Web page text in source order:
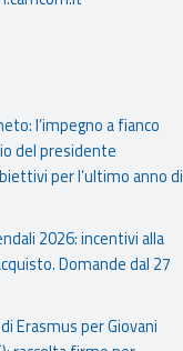
l’impegno a fianco
del presidente
per l’ultimo anno di
2026: incentivi alla
Domande dal 27
Erasmus per Giovani